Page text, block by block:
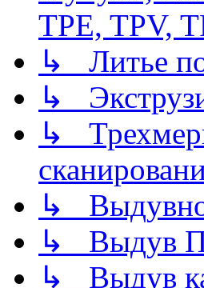
TPE, TPV,
↳ Литье
↳
↳
↳
↳ Выдув
↳ Выдув